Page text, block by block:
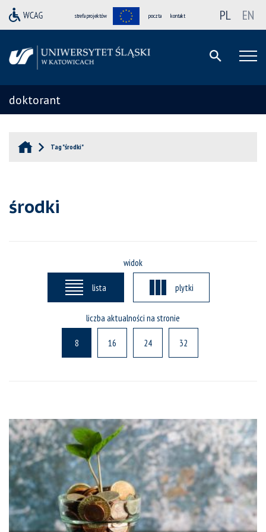
strefa projektów poczta kontakt PL EN
doktorant
Tag "środki"
środki
widok
lista plytki
liczba aktualności na stronie
8 16 24 32